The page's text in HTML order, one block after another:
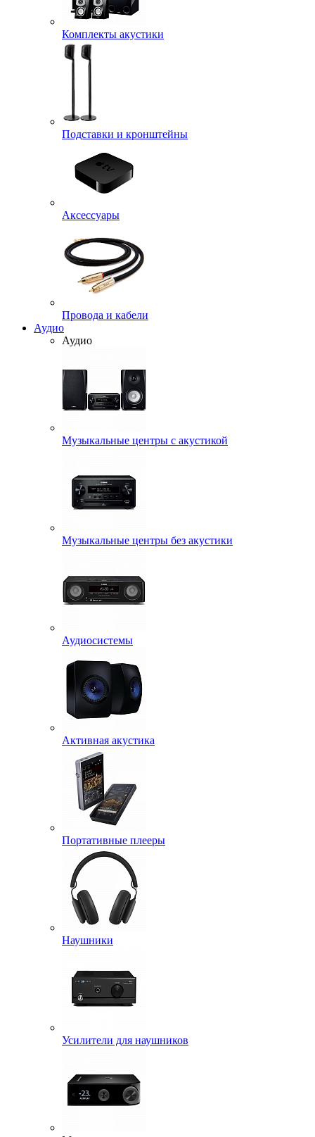
Комплекты акустики
Подставки и кронштейны
Аксессуары
Провода и кабели
Аудио
Аудио
Музыкальные центры с акустикой
Музыкальные центры без акустики
Аудиосистемы
Активная акустика
Портативные плееры
Наушники
Усилители для наушников